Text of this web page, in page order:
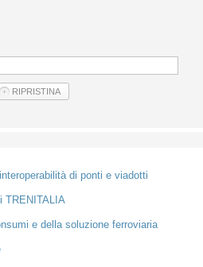
di ponti e viadotti
TRENITALIA
e della soluzione ferroviaria